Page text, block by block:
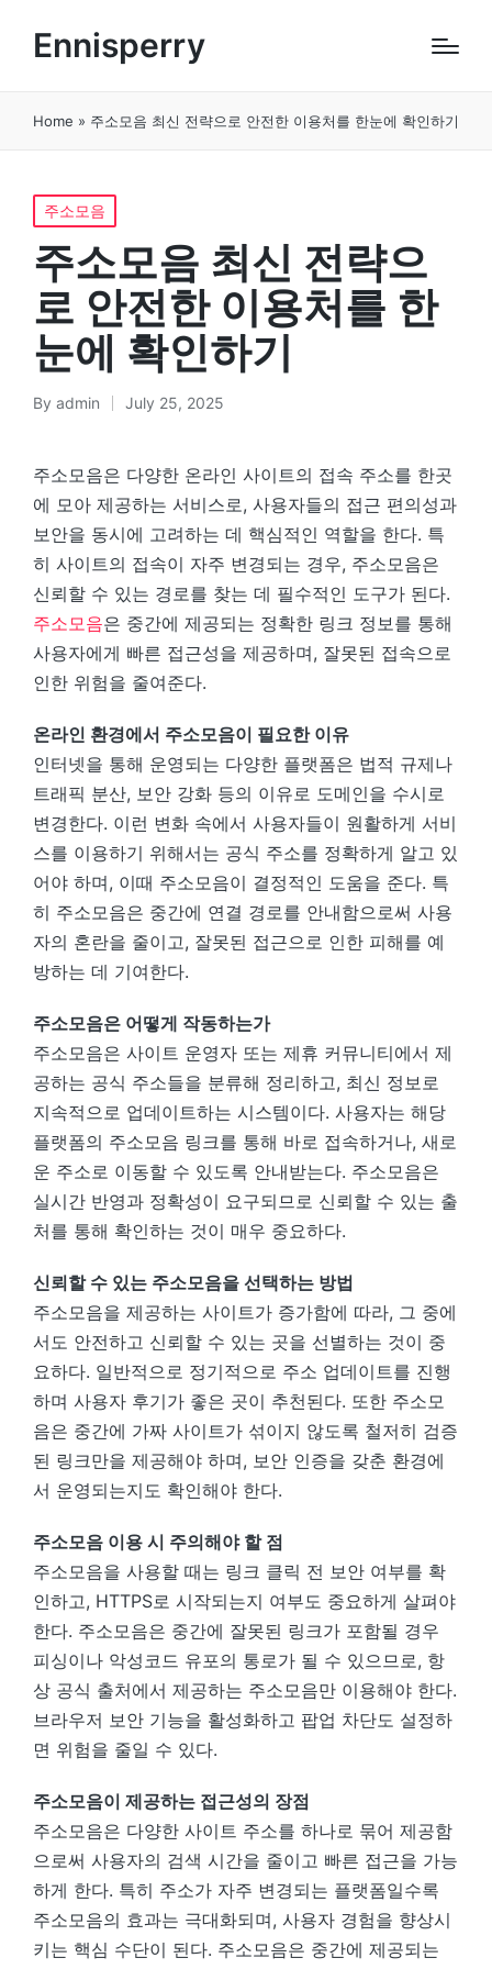
Ennisperry
Home » 주소모음 최신 전략으로 안전한 이용처를 한눈에 확인하기
Posted
in
주소모음
주소모음 최신 전략으
로 안전한 이용처를 한
눈에 확인하기
Posted
By admin July 25, 2025
주소모음은 다양한 온라인 사이트의 접속 주소를 한곳
에 모아 제공하는 서비스로, 사용자들의 접근 편의성과
보안을 동시에 고려하는 데 핵심적인 역할을 한다. 특
히 사이트의 접속이 자주 변경되는 경우, 주소모음은
신뢰할 수 있는 경로를 찾는 데 필수적인 도구가 된다.
주소모음은 중간에 제공되는 정확한 링크 정보를 통해
사용자에게 빠른 접근성을 제공하며, 잘못된 접속으로
인한 위험을 줄여준다.
온라인 환경에서 주소모음이 필요한 이유
인터넷을 통해 운영되는 다양한 플랫폼은 법적 규제나
트래픽 분산, 보안 강화 등의 이유로 도메인을 수시로
변경한다. 이런 변화 속에서 사용자들이 원활하게 서비
스를 이용하기 위해서는 공식 주소를 정확하게 알고 있
어야 하며, 이때 주소모음이 결정적인 도움을 준다. 특
히 주소모음은 중간에 연결 경로를 안내함으로써 사용
자의 혼란을 줄이고, 잘못된 접근으로 인한 피해를 예
방하는 데 기여한다.
주소모음은 어떻게 작동하는가
주소모음은 사이트 운영자 또는 제휴 커뮤니티에서 제
공하는 공식 주소들을 분류해 정리하고, 최신 정보로
지속적으로 업데이트하는 시스템이다. 사용자는 해당
플랫폼의 주소모음 링크를 통해 바로 접속하거나, 새로
운 주소로 이동할 수 있도록 안내받는다. 주소모음은
실시간 반영과 정확성이 요구되므로 신뢰할 수 있는 출
처를 통해 확인하는 것이 매우 중요하다.
신뢰할 수 있는 주소모음을 선택하는 방법
주소모음을 제공하는 사이트가 증가함에 따라, 그 중에
서도 안전하고 신뢰할 수 있는 곳을 선별하는 것이 중
요하다. 일반적으로 정기적으로 주소 업데이트를 진행
하며 사용자 후기가 좋은 곳이 추천된다. 또한 주소모
음은 중간에 가짜 사이트가 섞이지 않도록 철저히 검증
된 링크만을 제공해야 하며, 보안 인증을 갖춘 환경에
서 운영되는지도 확인해야 한다.
주소모음 이용 시 주의해야 할 점
주소모음을 사용할 때는 링크 클릭 전 보안 여부를 확
인하고, HTTPS로 시작되는지 여부도 중요하게 살펴야
한다. 주소모음은 중간에 잘못된 링크가 포함될 경우
피싱이나 악성코드 유포의 통로가 될 수 있으므로, 항
상 공식 출처에서 제공하는 주소모음만 이용해야 한다.
브라우저 보안 기능을 활성화하고 팝업 차단도 설정하
면 위험을 줄일 수 있다.
주소모음이 제공하는 접근성의 장점
주소모음은 다양한 사이트 주소를 하나로 묶어 제공함
으로써 사용자의 검색 시간을 줄이고 빠른 접근을 가능
하게 한다. 특히 주소가 자주 변경되는 플랫폼일수록
주소모음의 효과는 극대화되며, 사용자 경험을 향상시
키는 핵심 수단이 된다. 주소모음은 중간에 제공되는